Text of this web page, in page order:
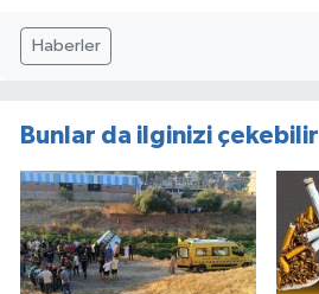
Haberler
Bunlar da ilginizi çekebilir